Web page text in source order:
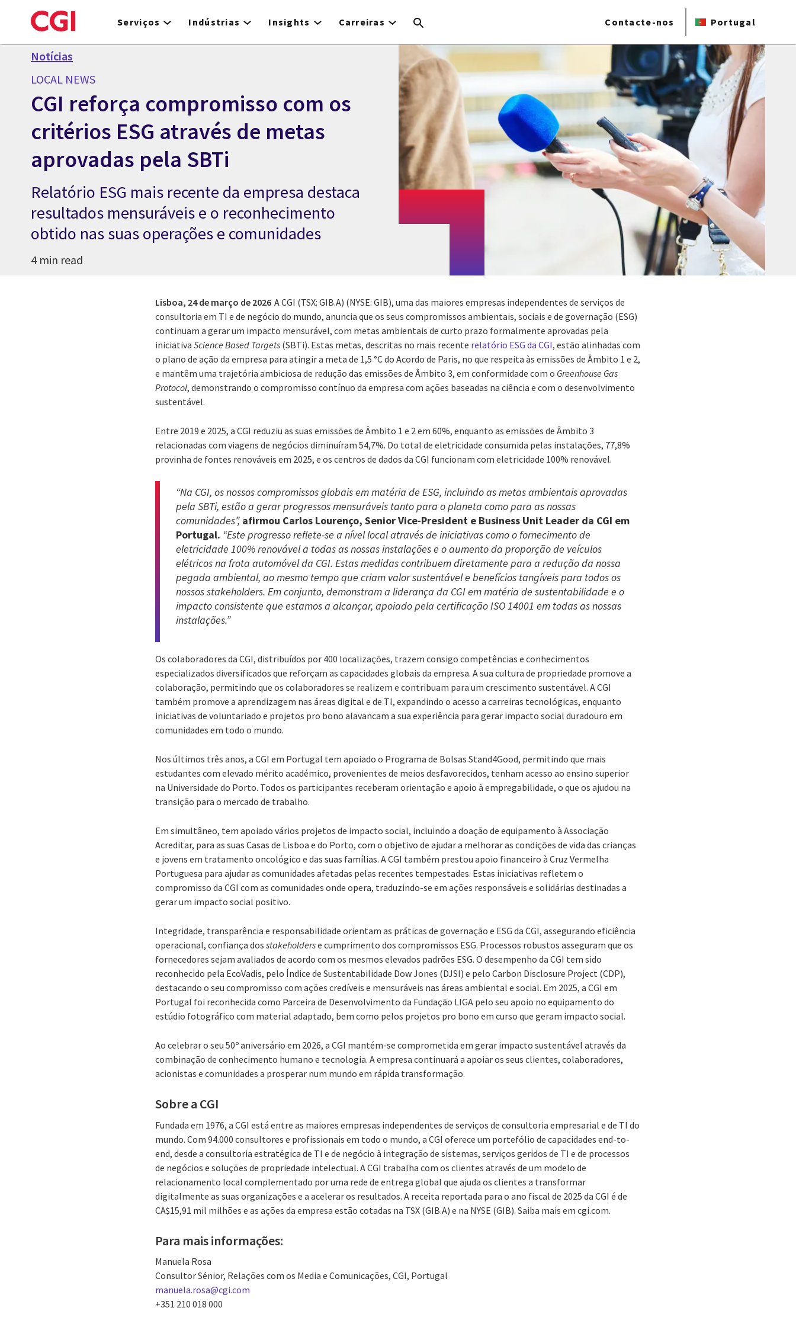
to
content
Serviços Indústrias Insights Carreiras Contacte-nos Portugal
Notícias
LOCAL NEWS
CGI reforça compromisso com os
critérios ESG através de metas
aprovadas pela SBTi
Relatório ESG mais recente da empresa destaca
resultados mensuráveis e o reconhecimento
obtido nas suas operações e comunidades
4 min read
Lisboa, 24 de março de 2026 A CGI (TSX: GIB.A) (NYSE: GIB), uma das maiores empresas independentes de serviços de
consultoria em TI e de negócio do mundo, anuncia que os seus compromissos ambientais, sociais e de governação (ESG)
continuam a gerar um impacto mensurável, com metas ambientais de curto prazo formalmente aprovadas pela
iniciativaScience Based Targets (SBTi). Estas metas, descritas no mais recente relatório ESG da CGI, estão alinhadas com
o plano de ação da empresa para atingir a meta de 1,5 °C do Acordo de Paris, no que respeita às emissões de Âmbito 1 e 2,
e mantêm uma trajetória ambiciosa de redução das emissões de Âmbito 3, em conformidade com o Greenhouse Gas
Protocol, demonstrando o compromisso contínuo da empresa com ações baseadas na ciência e com o desenvolvimento
sustentável.
Entre 2019 e 2025, a CGI reduziu as suas emissões de Âmbito 1 e 2 em 60%, enquanto as emissões de Âmbito 3
relacionadas com viagens de negócios diminuíram 54,7%. Do total de eletricidade consumida pelas instalações, 77,8%
provinha de fontes renováveis em 2025, e os centros de dados da CGI funcionam com eletricidade 100% renovável.
“Na CGI, os nossos compromissos globais em matéria de ESG, incluindo as metas ambientais aprovadas
pela SBTi, estão a gerar progressos mensuráveis tanto para o planeta como para as nossas
comunidades”, afirmou Carlos Lourenço, Senior Vice-President e Business Unit Leader da CGI em
Portugal. “Este progresso reflete-se a nível local através de iniciativas como o fornecimento de
eletricidade 100% renovável a todas as nossas instalações e o aumento da proporção de veículos
elétricos na frota automóvel da CGI. Estas medidas contribuem diretamente para a redução da nossa
pegada ambiental, ao mesmo tempo que criam valor sustentável e benefícios tangíveis para todos os
nossos stakeholders. Em conjunto, demonstram a liderança da CGI em matéria de sustentabilidade e o
impacto consistente que estamos a alcançar, apoiado pela certificação ISO 14001 em todas as nossas
instalações.”
Os colaboradores da CGI, distribuídos por 400 localizações, trazem consigo competências e conhecimentos
especializados diversificados que reforçam as capacidades globais da empresa. A sua cultura de propriedade promove a
colaboração, permitindo que os colaboradores se realizem e contribuam para um crescimento sustentável. A CGI
também promove a aprendizagem nas áreas digital e de TI, expandindo o acesso a carreiras tecnológicas, enquanto
iniciativas de voluntariado e projetos pro bono alavancam a sua experiência para gerar impacto social duradouro em
comunidades em todo o mundo.
Nos últimos três anos, a CGI em Portugal tem apoiado o Programa de Bolsas Stand4Good, permitindo que mais
estudantes com elevado mérito académico, provenientes de meios desfavorecidos, tenham acesso ao ensino superior
na Universidade do Porto. Todos os participantes receberam orientação e apoio à empregabilidade, o que os ajudou na
transição para o mercado de trabalho.
Em simultâneo, tem apoiado vários projetos de impacto social, incluindo a doação de equipamento à Associação
Acreditar, para as suas Casas de Lisboa e do Porto, com o objetivo de ajudar a melhorar as condições de vida das crianças
e jovens em tratamento oncológico e das suas famílias. A CGI também prestou apoio financeiro à Cruz Vermelha
Portuguesa para ajudar as comunidades afetadas pelas recentes tempestades. Estas iniciativas refletem o
compromisso da CGI com as comunidades onde opera, traduzindo-se em ações responsáveis e solidárias destinadas a
gerar um impacto social positivo.
Integridade, transparência e responsabilidade orientam as práticas de governação e ESG da CGI, assegurando eficiência
operacional, confiança dosstakeholderse cumprimento dos compromissos ESG. Processos robustos asseguram que os
fornecedores sejam avaliados de acordo com os mesmos elevados padrões ESG. O desempenho da CGI tem sido
reconhecido pela EcoVadis, pelo Índice de Sustentabilidade Dow Jones (DJSI) e pelo Carbon Disclosure Project (CDP),
destacando o seu compromisso com ações credíveis e mensuráveis nas áreas ambiental e social. Em 2025, a CGI em
Portugal foi reconhecida como Parceira de Desenvolvimento da Fundação LIGA pelo seu apoio no equipamento do
estúdio fotográfico com material adaptado, bem como pelos projetos pro bono em curso que geram impacto social.
Ao celebrar o seu 50º aniversário em 2026, a CGI mantém-se comprometida em gerar impacto sustentável através da
combinação de conhecimento humano e tecnologia. A empresa continuará a apoiar os seus clientes, colaboradores,
acionistas e comunidades a prosperar num mundo em rápida transformação.
Sobre a CGI
Fundada em 1976, a CGI está entre as maiores empresas independentes de serviços de consultoria empresarial e de TI do
mundo. Com 94.000 consultores e profissionais em todo o mundo, a CGI oferece um portefólio de capacidades end-to-
end, desde a consultoria estratégica de TI e de negócio à integração de sistemas, serviços geridos de TI e de processos
de negócios e soluções de propriedade intelectual. A CGI trabalha com os clientes através de um modelo de
relacionamento local complementado por uma rede de entrega global que ajuda os clientes a transformar
digitalmente as suas organizações e a acelerar os resultados. A receita reportada para o ano fiscal de 2025 da CGI é de
CA$15,91 mil milhões e as ações da empresa estão cotadas na TSX (GIB.A) e na NYSE (GIB). Saiba mais em cgi.com.
Para mais informações:
Manuela Rosa
Consultor Sénior, Relações com os Media e Comunicações, CGI, Portugal
manuela.rosa@cgi.com
+351 210 018 000